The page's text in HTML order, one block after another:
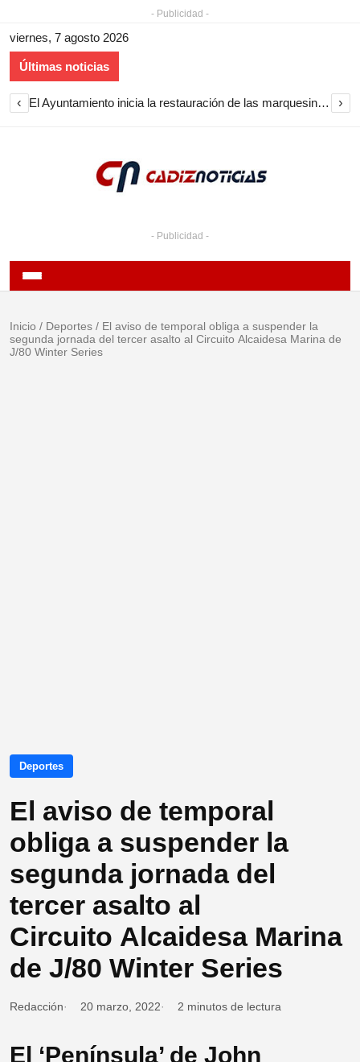
- Publicidad -
viernes, 7 agosto 2026
Últimas noticias
‹ El Ayuntamiento inicia la restauración de las marquesinas de Plaza Esteve para volver a instalarlas en el centro de Jerez ›
- Publicidad -
Inicio / Deportes / El aviso de temporal obliga a suspender la
segunda jornada del tercer asalto al Circuito Alcaidesa Marina de
J/80 Winter Series
Deportes
El aviso de temporal
obliga a suspender la
segunda jornada del
tercer asalto al
Circuito Alcaidesa Marina
de J/80 Winter Series
Redacción 20 marzo, 2022 2 minutos de lectura
El ‘Península’ de John